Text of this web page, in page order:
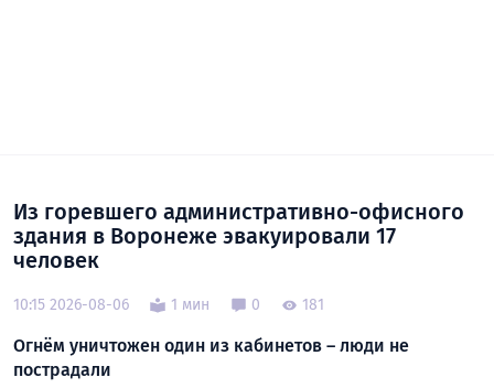
Из горевшего административно-офисного
здания в Воронеже эвакуировали 17
человек
10:15 2026-08-06 1 мин 0 181
Огнём уничтожен один из кабинетов – люди не
пострадали